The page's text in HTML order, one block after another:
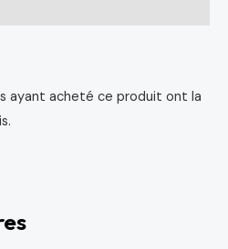
ayant acheté ce produit ont la